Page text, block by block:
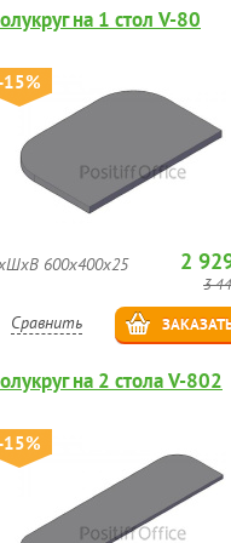
на 1 стол V-80
15%
600х400х25 2
3
Сравнить
на 2 стола V-802
15%